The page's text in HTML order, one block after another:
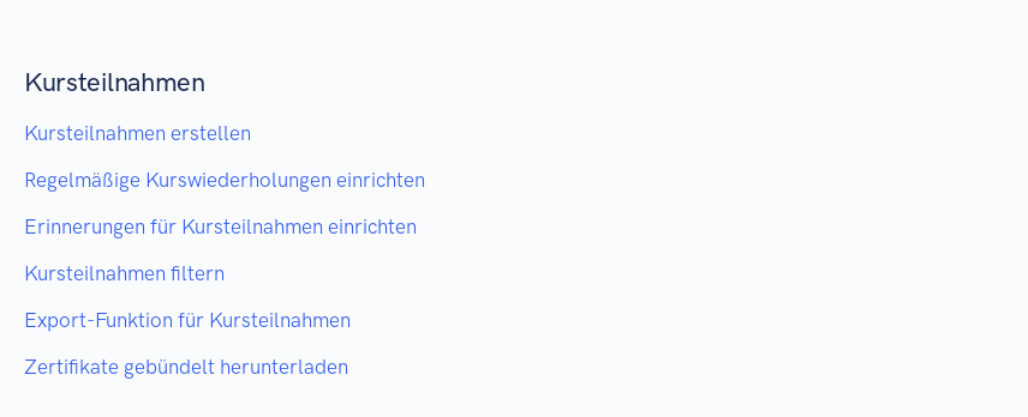
Kursteilnahmen
Kursteilnahmen erstellen
Regelmäßige Kurswiederholungen einrichten
Erinnerungen für Kursteilnahmen einrichten
Kursteilnahmen filtern
Export-Funktion für Kursteilnahmen
Zertifikate gebündelt herunterladen